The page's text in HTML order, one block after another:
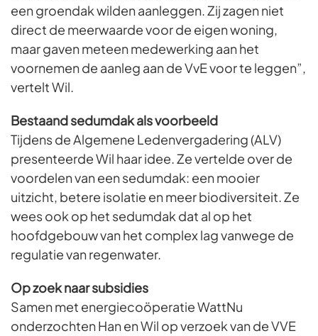
een groendak wilden aanleggen. Zij zagen niet
direct de meerwaarde voor de eigen woning,
maar gaven meteen medewerking aan het
voornemen de aanleg aan de VvE voor te leggen”,
vertelt Wil.
Bestaand sedumdak als voorbeeld
Tijdens de Algemene Ledenvergadering (ALV)
presenteerde Wil haar idee. Ze vertelde over de
voordelen van een sedumdak: een mooier
uitzicht, betere isolatie en meer biodiversiteit. Ze
wees ook op het sedumdak dat al op het
hoofdgebouw van het complex lag vanwege de
regulatie van regenwater.
Op zoek naar subsidies
Samen met energiecoöperatie WattNu
onderzochten Han en Wil op verzoek van de VVE